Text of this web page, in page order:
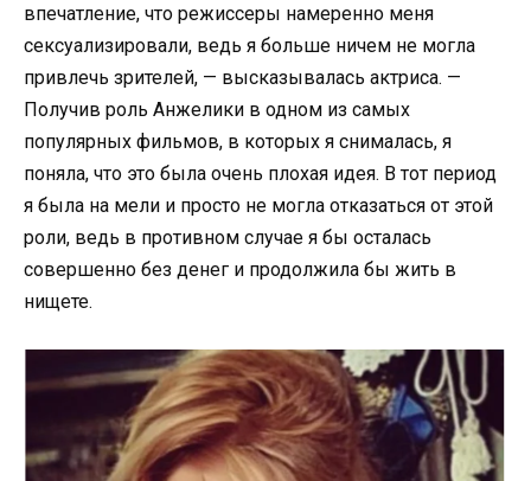
впечатление, что режиссеры намеренно меня
сексуализировали, ведь я больше ничем не могла
привлечь зрителей, — высказывалась актриса. —
Получив роль Анжелики в одном из самых
популярных фильмов, в которых я снималась, я
поняла, что это была очень плохая идея. В тот период
я была на мели и просто не могла отказаться от этой
роли, ведь в противном случае я бы осталась
совершенно без денег и продолжила бы жить в
нищете.